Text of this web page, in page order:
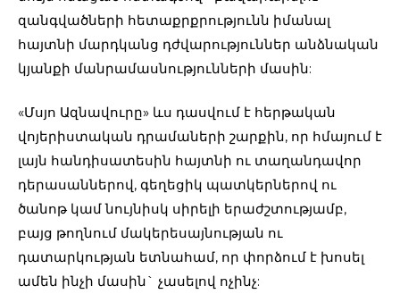
զանգվածների հետաքրքրությունն իմանալ
հայտնի մարդկանց դժվարություններ անձնական
կյանքի մանրամասնությունների մասին:
«Մսյո Ազնավուրը» ևս դասվում է հերթական
վոյերիստական դրամաների շարքին, որ հմայում է
լայն հանդիսատեսին հայտնի ու տաղանդավոր
դերասաններով, գեղեցիկ պատկերներով ու
ծանոթ կամ նույնիսկ սիրելի երաժշտությամբ,
բայց թողնում մակերեսայնության ու
դատարկության ետնահամ, որ փորձում է խոսել
ամեն ինչի մասին` չասելով ոչինչ: